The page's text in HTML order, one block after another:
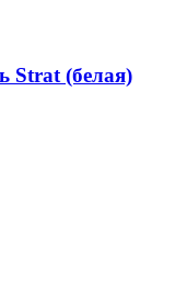
Strat (белая)